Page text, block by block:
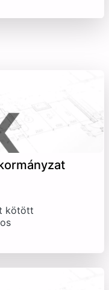
kötött